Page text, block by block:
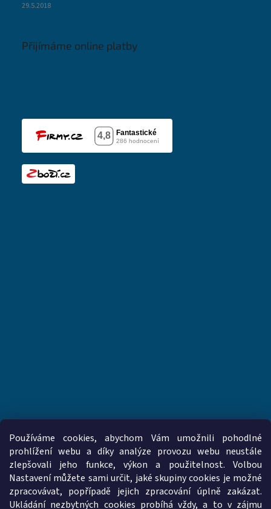
Používáme cookies, abychom Vám umožnili pohodlné
prohlížení webu a díky analýze provozu webu neustále
zlepšovali jeho funkce, výkon a použitelnost. Volbou
Nastavení můžete sami určit, jaké skupiny cookies je možné
zpracovávat, popřípadě jejich zpracování úplně zakázat.
Ukládání nezbytných cookies probíhá vždy, a to v zájmu
29.5.2018
Přijímáme online platby
www.vzduchotechnika-ventilatory.cz www.palmat.cz